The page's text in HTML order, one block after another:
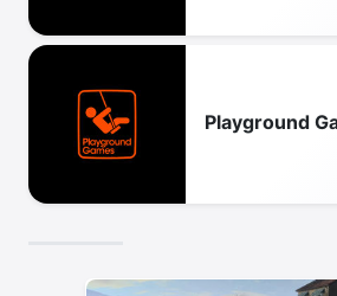
Playground